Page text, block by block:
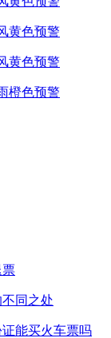
黄色预警
黄色预警
橙色预警
票
同之处
能买火车票吗